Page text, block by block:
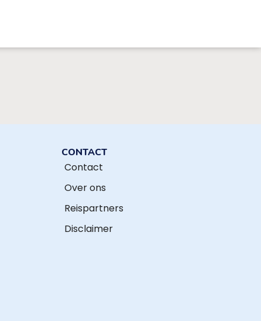
CONTACT
Contact
Over ons
Reispartners
Disclaimer